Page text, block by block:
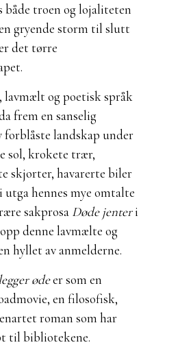
både troen og lojaliteten
gryende storm til slutt
det tørre
lavmælt og poetisk språk
frem en sanselig
forblåste landskap under
sol, krokete trær,
skjorter, havarerte biler
utga hennes mye omtalte
sakprosa Døde jenteri
denne lavmælte og
hyllet av anmelderne.
ødeer som en
en filosofisk,
roman som har
til bibliotekene.